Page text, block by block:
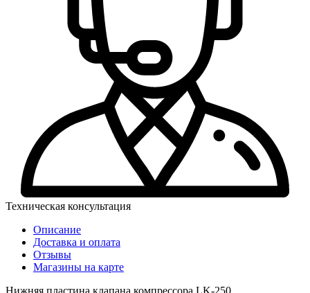
Техническая консультация
Описание
Доставка и оплата
Отзывы
Магазины на карте
Нижняя пластина клапана компрессора LK-250